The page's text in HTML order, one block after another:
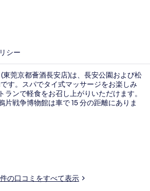
シー
東莞京都薈酒長安店)は、長安公園および松
す。スパでタイ式マッサージをお楽しみ
ランで軽食をお召し上がりいただけます。
片戦争博物館は車で 15 分の距離にありま
の口コミをすべて表示